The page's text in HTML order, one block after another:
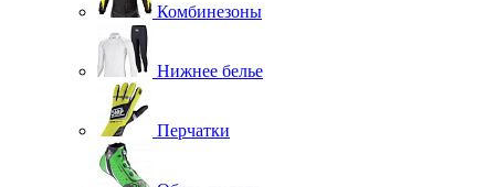
Комбинезоны
Нижнее белье
Перчатки